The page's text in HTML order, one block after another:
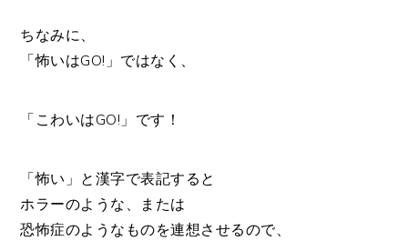
ちなみに、
「怖いはGO!」ではなく、
「こわいはGO!」です！
「怖い」と漢字で表記すると
ホラーのような、または
恐怖症のようなものを連想させるので、